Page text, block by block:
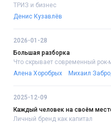
ТРИЗ и бизнес
Денис Кузавлёв
2026-01-28
Большая разборка
Что скрывает современный рок-
Алена Хоробрых
Михаил
2025-12-09
Каждый человек на своём
Личный бренд как капитал